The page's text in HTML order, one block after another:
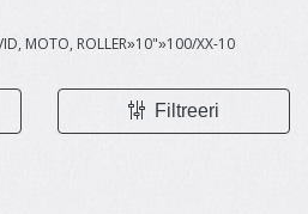
MOTO, ROLLER»10"»100/XX-10
Filtreeri